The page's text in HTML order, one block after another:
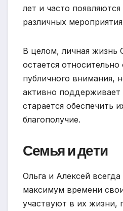
лет и часто
различных
В целом, личная жизнь
остается
публичного внимания,
активно поддерживает
старается обеспечить
благополучие.
Семья и дети
Ольга и Алексей
максимум времени
участвуют в их жизни,